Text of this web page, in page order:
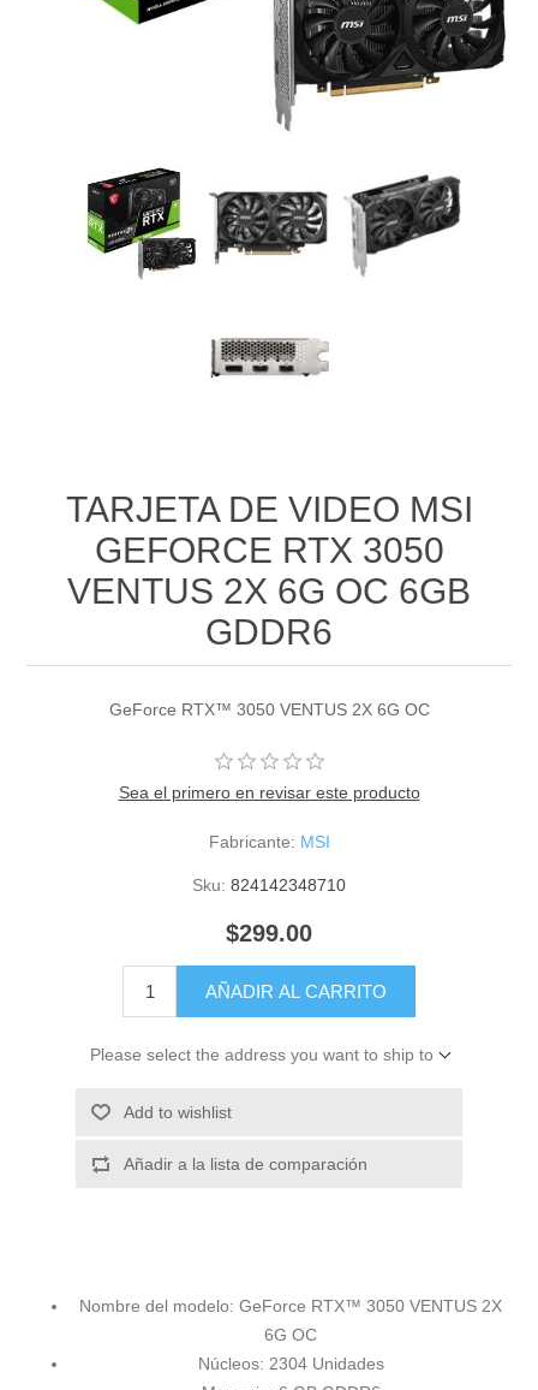
TARJETA DE VIDEO MSI
GEFORCE RTX 3050
VENTUS 2X 6G OC 6GB
GDDR6
GeForce RTX™ 3050 VENTUS 2X 6G OC
Sea el primero en revisar este producto
Fabricante: MSI
Sku: 824142348710
$299.00
AÑADIR AL CARRITO
Please select the address you want to ship to
Add to wishlist
Añadir a la lista de comparación
Nombre del modelo: GeForce RTX™ 3050 VENTUS 2X
6G OC
Núcleos: 2304 Unidades